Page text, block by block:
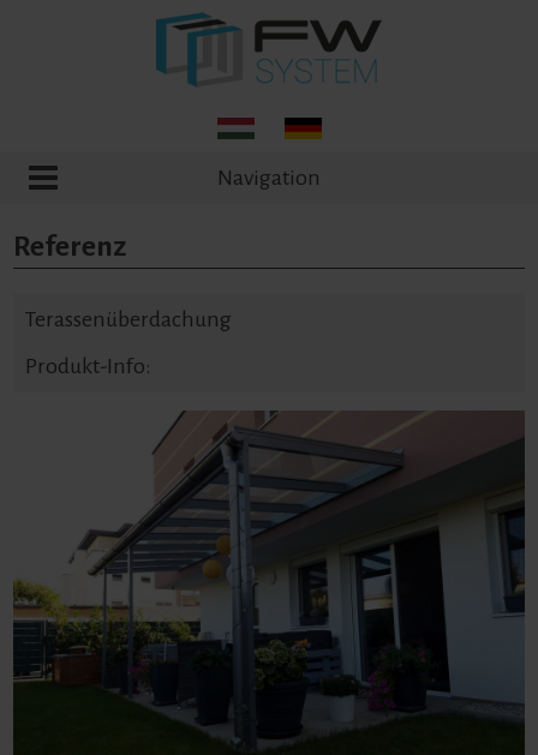
Navigation
Referenz
Terassenüberdachung
Produkt-Info: